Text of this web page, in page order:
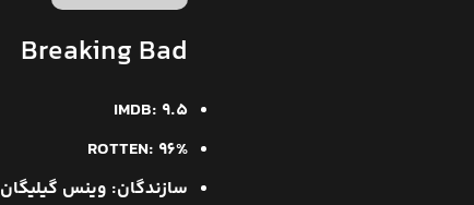
Breaking Bad
IMDB: 9.5
ROTTEN: 96%
سازندگان: وینس گیلیگان